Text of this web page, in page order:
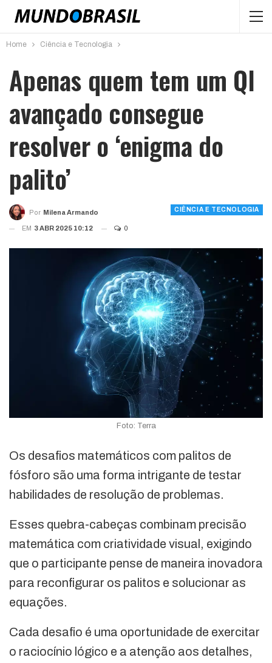
Home Ciência e Tecnologia
Apenas quem tem um QI
avançado consegue
resolver o ‘enigma do
palito’
CIÊNCIA E TECNOLOGIA
Por Milena Armando
EM 3 ABR 2025 10:12 0
Foto: Terra
Os desafios matemáticos com palitos de
fósforo são uma forma intrigante de testar
habilidades de resolução de problemas.
Esses quebra-cabeças combinam precisão
matemática com criatividade visual, exigindo
que o participante pense de maneira inovadora
para reconfigurar os palitos e solucionar as
equações.
Cada desafio é uma oportunidade de exercitar
o raciocínio lógico e a atenção aos detalhes,